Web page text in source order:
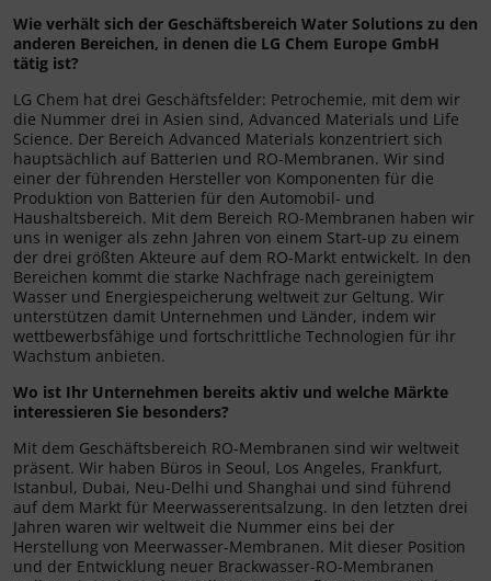
Wie verhält sich der Geschäftsbereich Water Solutions zu den
anderen Bereichen, in denen die LG Chem Europe GmbH
tätig ist?
LG Chem hat drei Geschäftsfelder: Petrochemie, mit dem wir
die Nummer drei in Asien sind, Advanced Materials und Life
Science. Der Bereich Advanced Materials konzentriert sich
hauptsächlich auf Batterien und RO-Membranen. Wir sind
einer der führenden Hersteller von Komponenten für die
Produktion von Batterien für den Automobil- und
Haushaltsbereich. Mit dem Bereich RO-Membranen haben wir
uns in weniger als zehn Jahren von einem Start-up zu einem
der drei größten Akteure auf dem RO-Markt entwickelt. In den
Bereichen kommt die starke Nachfrage nach gereinigtem
Wasser und Energiespeicherung weltweit zur Geltung. Wir
unterstützen damit Unternehmen und Länder, indem wir
wettbewerbsfähige und fortschrittliche Technologien für ihr
Wachstum anbieten.
Wo ist Ihr Unternehmen bereits aktiv und welche Märkte
interessieren Sie besonders?
Mit dem Geschäftsbereich RO-Membranen sind wir weltweit
präsent. Wir haben Büros in Seoul, Los Angeles, Frankfurt,
Istanbul, Dubai, Neu-Delhi und Shanghai und sind führend
auf dem Markt für Meerwasserentsalzung. In den letzten drei
Jahren waren wir weltweit die Nummer eins bei der
Herstellung von Meerwasser-Membranen. Mit dieser Position
und der Entwicklung neuer Brackwasser-RO-Membranen